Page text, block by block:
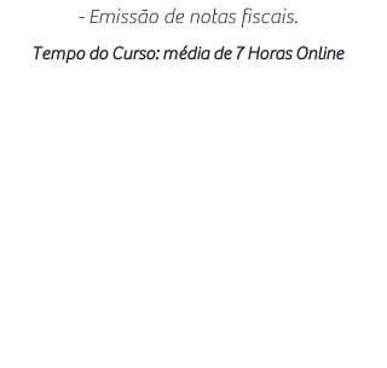
- Emissão de notas fiscais.
Tempo do Curso: média de 7 Horas Online